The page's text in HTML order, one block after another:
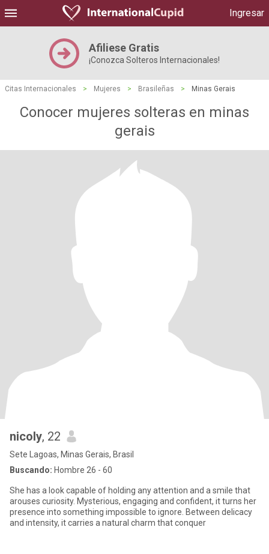
Ingresar
Afiliese Gratis
¡Conozca Solteros Internacionales!
Citas Internacionales > Mujeres > Brasileñas > Minas Gerais
Conocer mujeres solteras en minas
gerais
nicoly, 22
Sete Lagoas, Minas Gerais, Brasil
Buscando: Hombre 26 - 60
She has a look capable of holding any attention and a smile that
arouses curiosity. Mysterious, engaging and confident, it turns her
presence into something impossible to ignore. Between delicacy
and intensity, it carries a natural charm that conquer